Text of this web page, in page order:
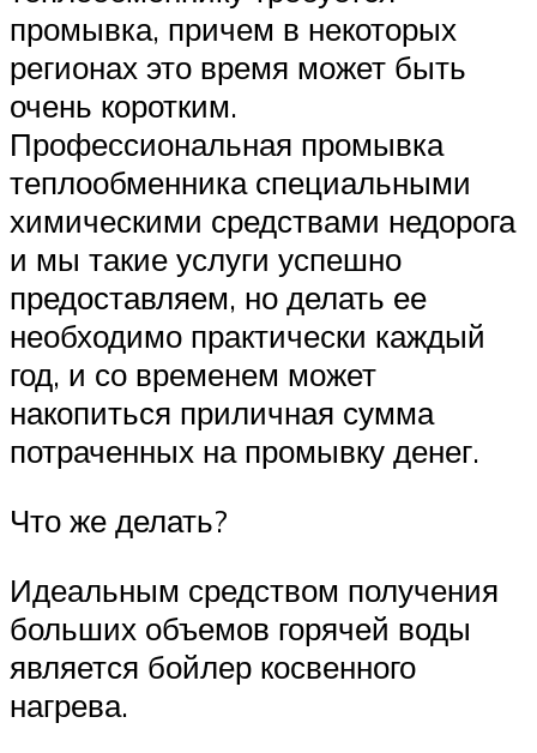
промывка, причем в некоторых
регионах это время может быть
очень коротким.
Профессиональная промывка
теплообменника специальными
химическими средствами недорога
и мы такие услуги успешно
предоставляем, но делать ее
необходимо практически каждый
год, и со временем может
накопиться приличная сумма
потраченных на промывку денег.
Что же делать?
Идеальным средством получения
больших объемов горячей воды
является бойлер косвенного
нагрева.